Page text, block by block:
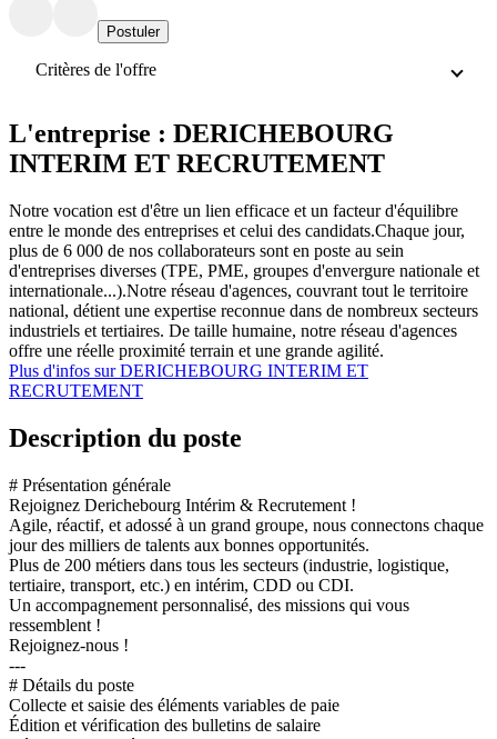
Postuler
Critères de l'offre
L'entreprise : DERICHEBOURG
INTERIM ET RECRUTEMENT
Notre vocation est d'être un lien efficace et un facteur d'équilibre
entre le monde des entreprises et celui des candidats.Chaque jour,
plus de 6 000 de nos collaborateurs sont en poste au sein
d'entreprises diverses (TPE, PME, groupes d'envergure nationale et
internationale...).Notre réseau d'agences, couvrant tout le territoire
national, détient une expertise reconnue dans de nombreux secteurs
industriels et tertiaires. De taille humaine, notre réseau d'agences
offre une réelle proximité terrain et une grande agilité.
Plus d'infos sur DERICHEBOURG INTERIM ET
RECRUTEMENT
Description du poste
# Présentation générale
Rejoignez Derichebourg Intérim & Recrutement !
Agile, réactif, et adossé à un grand groupe, nous connectons chaque
jour des milliers de talents aux bonnes opportunités.
Plus de 200 métiers dans tous les secteurs (industrie, logistique,
tertiaire, transport, etc.) en intérim, CDD ou CDI.
Un accompagnement personnalisé, des missions qui vous
ressemblent !
Rejoignez-nous !
---
# Détails du poste
Collecte et saisie des éléments variables de paie
Édition et vérification des bulletins de salaire